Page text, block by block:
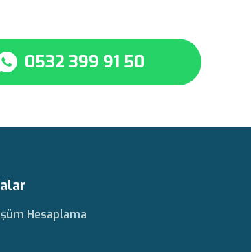
0532 399 91 50
Hesaplama